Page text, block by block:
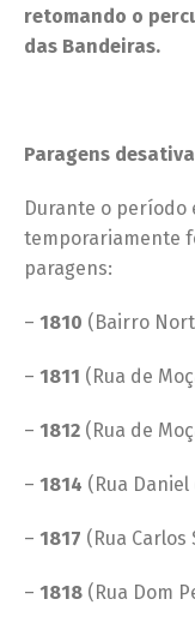
retomando o
das Bandeiras.
Paragens
Durante o período
temporariamente
paragens:
– 1810 (Bairro
– 1811 (Rua de
– 1812 (Rua de
– 1814 (Rua
– 1817 (Rua Carlos
– 1818 (Rua Dom